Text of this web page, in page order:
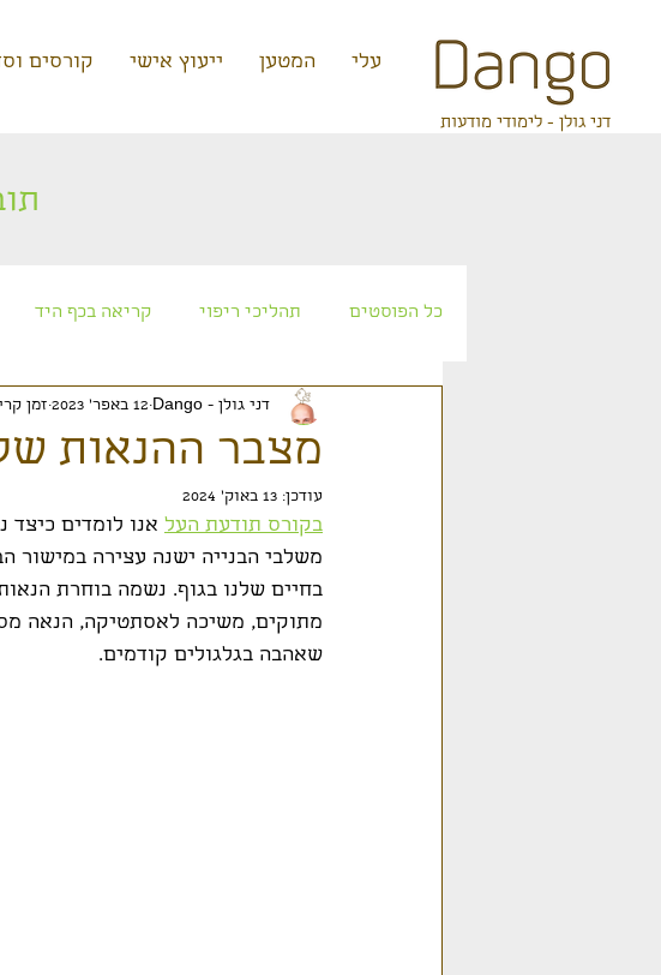
קצת עלי המטען ייעוץ אישי קורסים
דני גולן - לימודי מודעות
כל הפוסטים תהליכי ריפוי קריאה בכף היד
עתידנות זרעי כוכבים
מצבר ההנאות
דני גולן - Dango 12 באפר׳ 2023 זמן קריאה
עודכן: 13 באוק׳ 2024
בקורס תודעת העל אנו לומדים
משלבי הבנייה ישנה עצירה במישור
בחיים שלנו בגוף. נשמה בוחרת
מתוקים, משיכה לאסתטיקה, הנאה
שאהבה בגלגולים קודמים.